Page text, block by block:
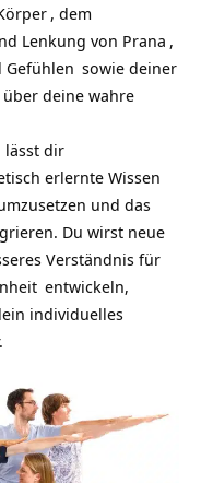
, dem
Lenkung von Prana ,
Gefühlen sowie deiner
deine wahre
lässt dir
erlernte Wissen
und das
Du wirst neue
Verständnis für
entwickeln,
individuelles